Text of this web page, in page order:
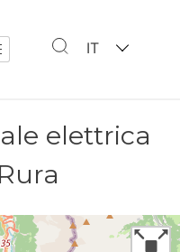
IT
elettrica